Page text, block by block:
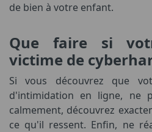
de bien à votre enfant.
Que faire si
victime de
Si vous découvrez que
d'intimidation en ligne, ne
calmement, découvrez
ce qu'il ressent. Enfin, ne